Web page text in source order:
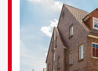
Mitmachen
Karriere